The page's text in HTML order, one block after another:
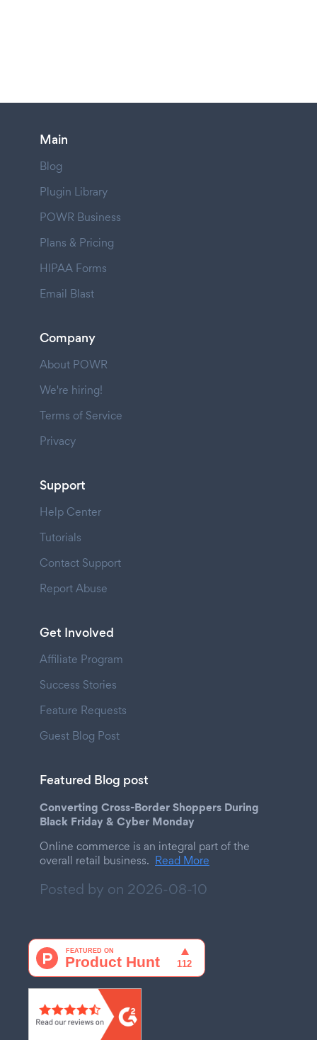
Main
Blog
Plugin Library
POWR Business
Plans & Pricing
HIPAA Forms
Email Blast
Company
About POWR
We're hiring!
Terms of Service
Privacy
Support
Help Center
Tutorials
Contact Support
Report Abuse
Get Involved
Affiliate Program
Success Stories
Feature Requests
Guest Blog Post
Featured Blog post
Converting Cross-Border Shoppers During
Black Friday & Cyber Monday
Online commerce is an integral part of the
overall retail business. Read More
Posted by on 2026-08-10